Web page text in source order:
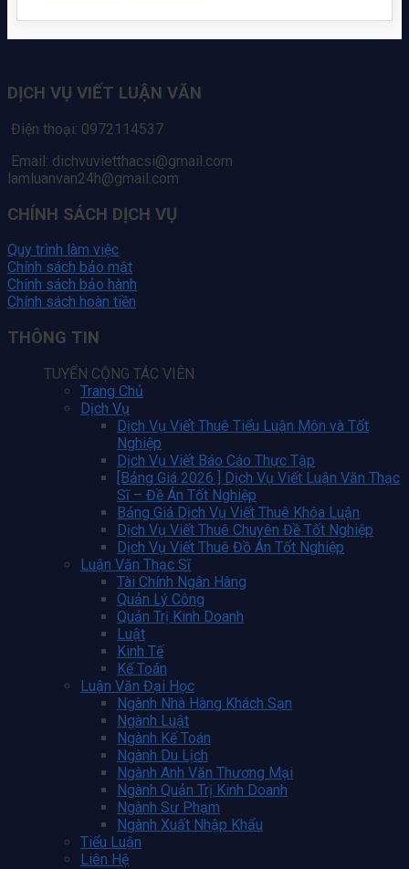
DỊCH VỤ VIẾT LUẬN VĂN
Điện thoại: 0972114537
Email: dichvuvietthacsi@gmail.com
lamluanvan24h@gmail.com
CHÍNH SÁCH DỊCH VỤ
Quy trình làm việc
Chính sách bảo mật
Chính sách bảo hành
Chính sách hoàn tiền
THÔNG TIN
TUYỂN CỘNG TÁC VIÊN
Trang Chủ
Dịch Vụ
Dịch Vụ Viết Thuê Tiểu Luận Môn và Tốt
Nghiệp
Dịch Vụ Viết Báo Cáo Thực Tập
[Bảng Giá 2026 ] Dịch Vụ Viết Luận Văn Thạc
Sĩ – Đề Án Tốt Nghiệp
Bảng Giá Dịch Vụ Viết Thuê Khóa Luận
Dịch Vụ Viết Thuê Chuyên Đề Tốt Nghiệp
Dịch Vụ Viết Thuê Đồ Án Tốt Nghiệp
Luận Văn Thạc Sĩ
Tài Chính Ngân Hàng
Quản Lý Công
Quản Trị Kinh Doanh
Luật
Kinh Tế
Kế Toán
Luận Văn Đại Học
Ngành Nhà Hàng Khách Sạn
Ngành Luật
Ngành Kế Toán
Ngành Du Lịch
Ngành Anh Văn Thương Mại
Ngành Quản Trị Kinh Doanh
Ngành Sư Phạm
Ngành Xuất Nhập Khẩu
Tiểu Luận
Liên Hệ